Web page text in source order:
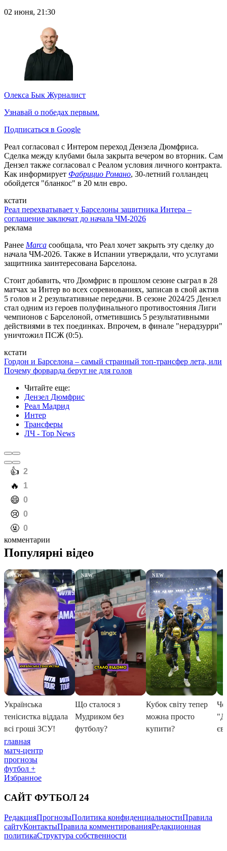
02 июня, 21:30
Олекса Бык Журналист
Узнавай о победах первым.
Подписаться в Google
Реал согласовал с Интером переход Дензела Дюмфриса.
Сделка между клубами была закрыта вечером во вторник. Сам
Дензел также согласовал с Реалом условия личного контракта.
Как информирует Фабрицио Романо, 30-летний голландец
обойдется "бланкос" в 20 млн евро.
кстати
Реал перехватывает у Барселоны защитника Интера –
соглашение заключат до начала ЧМ-2026
реклама
Ранее Marca сообщала, что Реал хочет закрыть эту сделку до
начала ЧМ-2026. Также в Испании утверждали, что услугами
защитника заинтересована Барселона.
Стоит добавить, что Дюмфрис в прошлом сезоне сыграл в 28
матчах за Интер во всех соревнованиях, записав в свой актив
5 голов и 2 результативные передачи. В сезоне 2024/25 Дензел
стал одним из героев полуфинального противостояния Лиги
чемпионов с Барселоной, отметившись 5 результативными
действиями в тех поединках. Впрочем, в финале "нерадзурри"
уничтожил ПСЖ (0:5).
кстати
Гордон и Барселона – самый странный топ-трансфер лета, или
Почему форварда берут не для голов
Читайте еще:
Дензел Дюмфрис
Реал Мадрид
Интер
Трансферы
ЛЧ - Top News
️👍 2
️🔥 1
️😄 0
️😢 0
️🤬 0
комментарии
главная
матч-центр
прогнозы
футбол +
Избранное
САЙТ ФУТБОЛ 24
РедакцияПрогнозыПолитика конфиденциальностиПравила
сайтуКонтактыПравила комментированияРедакционная
политикаСтруктура собственности